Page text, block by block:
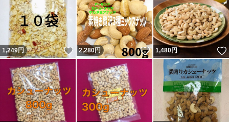
1,249円 いいね！
2,280円 いいね！
1,480円